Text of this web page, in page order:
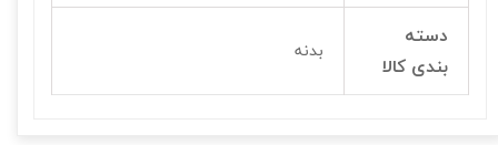
دسته
بندی کالا
بدنه